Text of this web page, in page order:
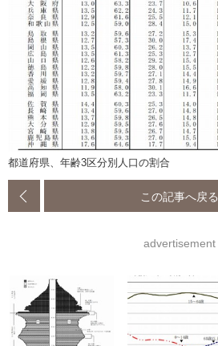
都道府県、年齢3区分別人口の割合
この記事へ戻る
advertisement